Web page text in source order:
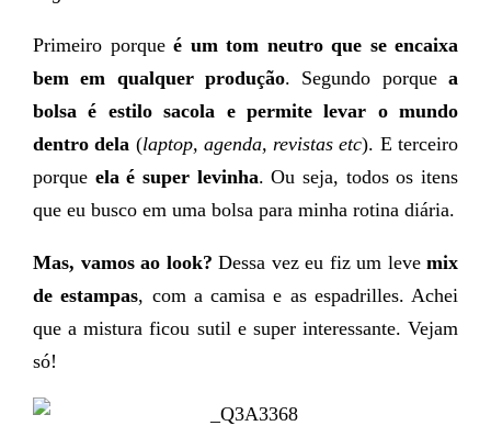
Primeiro porque é um tom neutro que se encaixa
bem em qualquer produção. Segundo porque a
bolsa é estilo sacola e permite levar o mundo
dentro dela (laptop, agenda, revistas etc). E terceiro
porque ela é super levinha. Ou seja, todos os itens
que eu busco em uma bolsa para minha rotina diária.
Mas, vamos ao look? Dessa vez eu fiz um leve mix
de estampas, com a camisa e as espadrilles. Achei
que a mistura ficou sutil e super interessante. Vejam
só!